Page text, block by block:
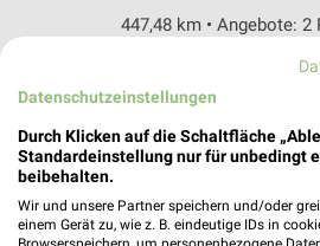
447,48 km • Angebote: 2
JYSK Essen
45141 Essen
450,51 km • Angebote: 2
Datenschutzeinstellungen
Durch Klicken auf die Schaltfläche
Standardeinstellung nur für unbedingt
beibehalten.
Wir und unsere Partner speichern und/oder
einem Gerät zu, wie z. B. eindeutige IDs in